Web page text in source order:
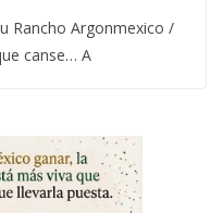
Rancho Argonmexico /
canse… A